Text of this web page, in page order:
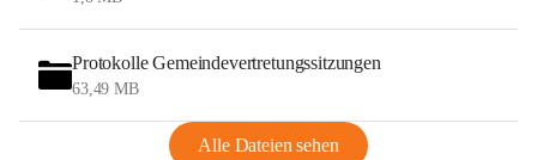
Protokolle Gemeindevertretungssitzungen
63,49 MB
Alle Dateien sehen